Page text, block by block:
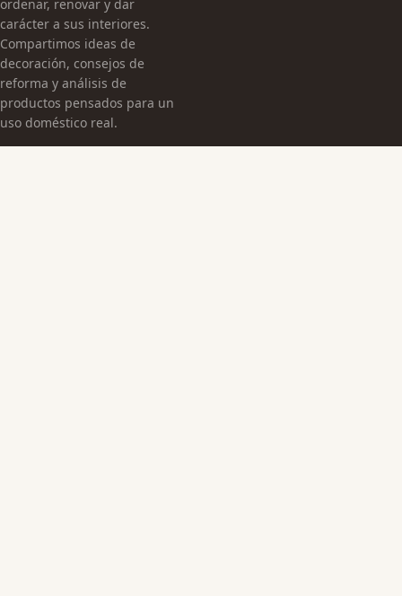
ordenar, renovar y dar
carácter a sus interiores.
Compartimos ideas de
decoración, consejos de
reforma y análisis de
productos pensados para un
uso doméstico real.